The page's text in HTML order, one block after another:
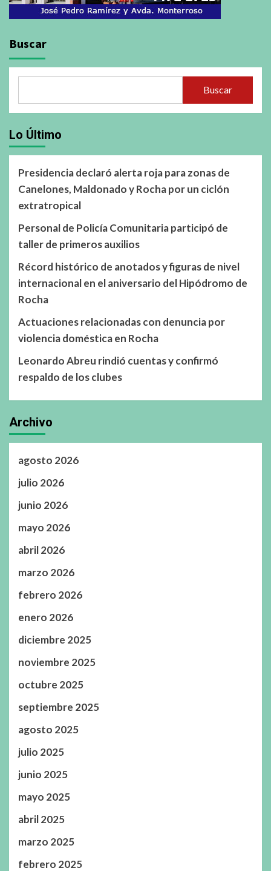
Buscar
Buscar
Lo Último
Presidencia declaró alerta roja para zonas de
Canelones, Maldonado y Rocha por un ciclón
extratropical
Personal de Policía Comunitaria participó de
taller de primeros auxilios
Récord histórico de anotados y figuras de nivel
internacional en el aniversario del Hipódromo de
Rocha
Actuaciones relacionadas con denuncia por
violencia doméstica en Rocha
Leonardo Abreu rindió cuentas y confirmó
respaldo de los clubes
Archivo
agosto 2026
julio 2026
junio 2026
mayo 2026
abril 2026
marzo 2026
febrero 2026
enero 2026
diciembre 2025
noviembre 2025
octubre 2025
septiembre 2025
agosto 2025
julio 2025
junio 2025
mayo 2025
abril 2025
marzo 2025
febrero 2025